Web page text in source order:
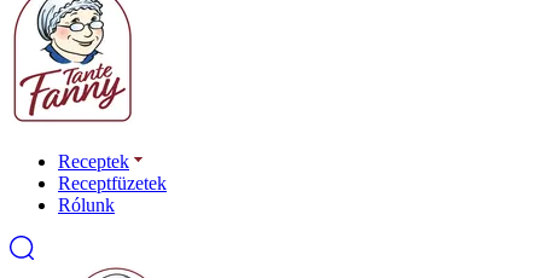
Receptek
Receptfüzetek
Rólunk